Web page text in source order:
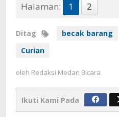
Halaman: 1 2
Ditag becak barang
Curian
oleh Redaksi Medan Bicara
Ikuti Kami Pada